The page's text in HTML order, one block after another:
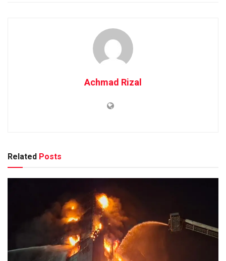
Achmad Rizal
Related Posts